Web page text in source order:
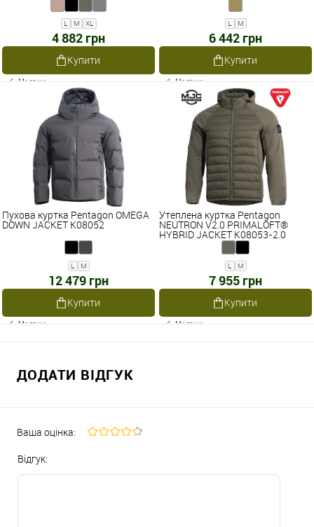
L M XL
4 882 грн
Купити
Наявне
L M
6 442 грн
Купити
Наявне
Пухова куртка Pentagon OMEGA
DOWN JACKET K08052
L M
12 479 грн
Купити
Наявне
Утеплена куртка Pentagon
NEUTRON V2.0 PRIMALOFT®
HYBRID JACKET K08053-2.0
L M
7 955 грн
Купити
Наявне
ДОДАТИ ВІДГУК
Ваша оцінка:
Відгук: